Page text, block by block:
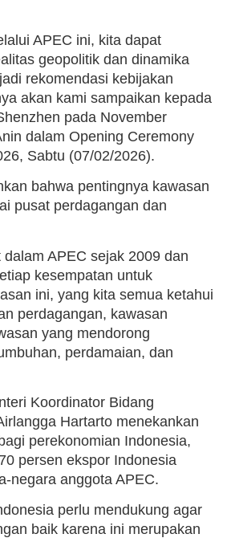
APEC ini, kita dapat
geopolitik dan dinamika
rekomendasi kebijakan
akan kami sampaikan kepada
pada November
dalam Opening Ceremony
Sabtu (07/02/2026).
bahwa pentingnya kawasan
pusat perdagangan dan
dalam APEC sejak 2009 dan
kesempatan untuk
ini, yang kita semua ketahui
perdagangan, kawasan
yang mendorong
perdamaian, dan
Koordinator Bidang
Hartarto menekankan
perekonomian Indonesia,
persen ekspor Indonesia
negara anggota APEC.
perlu mendukung agar
baik karena ini merupakan